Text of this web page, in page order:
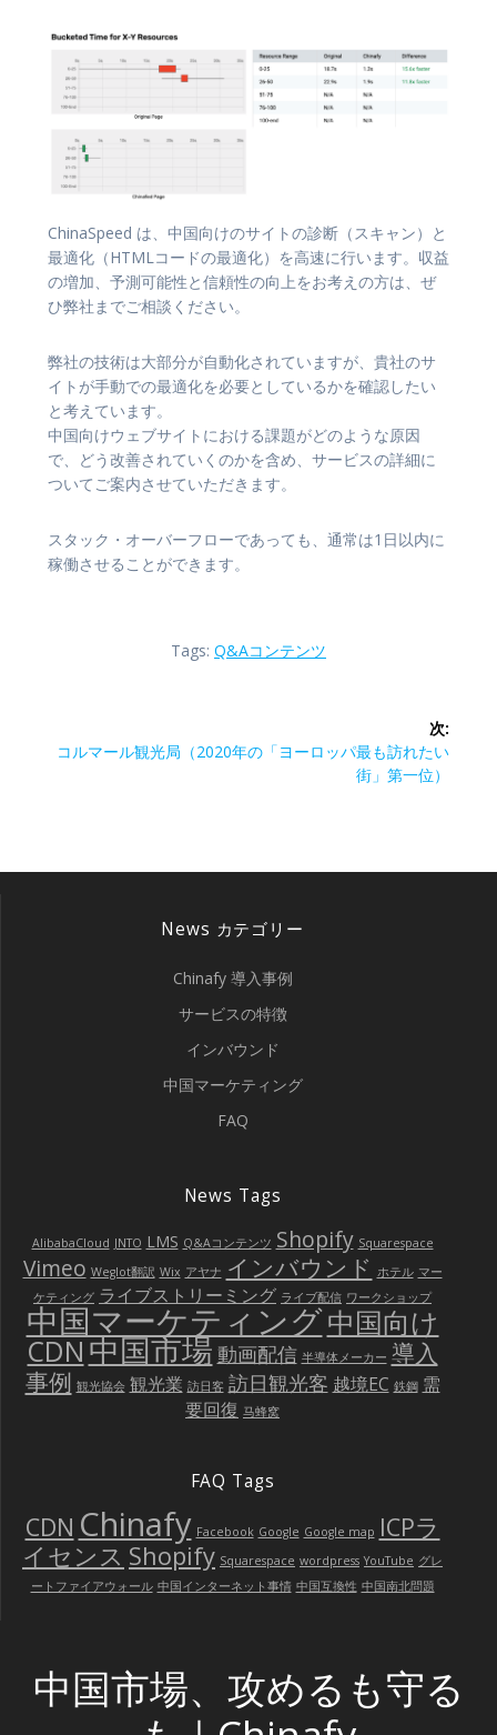
ChinaSpeed は、中国向けのサイトの診断（スキャン）と
最適化（HTMLコードの最適化）を高速に行います。収益
の増加、予測可能性と信頼性の向上をお考えの方は、ぜ
ひ弊社までご相談ください。
弊社の技術は大部分が自動化されていますが、貴社のサ
イトが手動での最適化を必要としているかを確認したい
と考えています。
中国向けウェブサイトにおける課題がどのような原因
で、どう改善されていくのかを含め、サービスの詳細に
ついてご案内させていただきます。
スタック・オーバーフローであっても、通常は1日以内に
稼働させることができます。
Tags: Q&Aコンテンツ
次:
次
コルマール観光局（2020年の「ヨーロッパ最も訪れたい
街」第一位）
News カテゴリー
Chinafy 導入事例
サービスの特徴
インバウンド
中国マーケティング
FAQ
News Tags
AlibabaCloud JNTO LMS Q&Aコンテンツ Shopify Squarespace
Vimeo Weglot翻訳 Wix アヤナ インバウンド ホテル マー
ケティング ライブストリーミング ライブ配信 ワークショップ
中国マーケティング中国向け
CDN中国市場動画配信 半導体メーカー 導入
事例 観光協会 観光業 訪日客 訪日観光客 越境EC 鉄鋼 需
要回復 马蜂窝
FAQ Tags
CDN Chinafy Facebook Google Google map ICPラ
イセンス Shopify Squarespace wordpress YouTube グレ
ートファイアウォール 中国インターネット事情 中国互換性 中国南北問題
中国市場、攻めるも守る